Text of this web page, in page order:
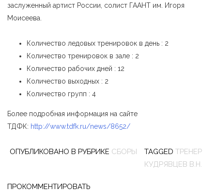
заслуженный артист России, солист ГААНТ им. Игоря
Моисеева.
Количество ледовых тренировок в день : 2
Количество тренировок в зале : 2
Количество рабочих дней : 12
Количество выходных : 2
Количество групп : 4
Более подробная информация на сайте
ТДФК: http://www.tdfk.ru/news/8652/
ОПУБЛИКОВАНО В РУБРИКЕ СБОРЫ TAGGED ТРЕНЕР
КУДРЯВЦЕВ В.Н.
ПРОКОММЕНТИРОВАТЬ